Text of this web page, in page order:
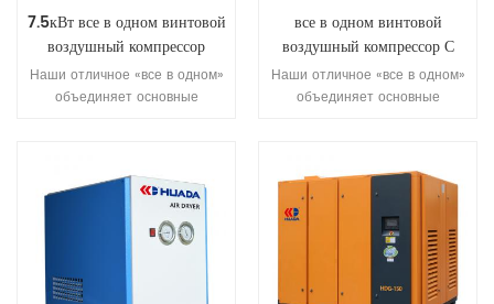
7.5кВт все в одном винтовой
воздушный компрессор
Наши отличное «все в одном»
объединяет основные
прецизионные фильтры,
резервуары, чтобы
предоставить нашим клиентам
"простой" решение.
все в одном винтовой
воздушный компрессор С
осушитель воздуха И
воздушный баллон Для
Наши отличное «все в одном»
объединяет основные
прецизионные фильтры,
предоставить нашим клиентам
"простой" решение. проста в
установке и эксплуатации, не
требует трубопроводов,